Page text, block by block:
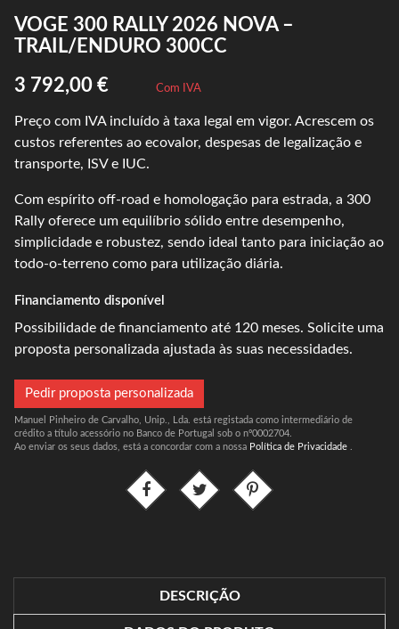
VOGE 300 RALLY 2026 NOVA –
TRAIL/ENDURO 300CC
3 792,00 €
Com IVA
Preço com IVA incluído à taxa legal em vigor. Acrescem os
custos referentes ao ecovalor, despesas de legalização e
transporte, ISV e IUC.
Com espírito off-road e homologação para estrada, a 300
Rally oferece um equilíbrio sólido entre desempenho,
simplicidade e robustez, sendo ideal tanto para iniciação ao
todo-o-terreno como para utilização diária.
Financiamento disponível
Possibilidade de financiamento até 120 meses. Solicite uma
proposta personalizada ajustada às suas necessidades.
Pedir proposta personalizada
Manuel Pinheiro de Carvalho, Unip., Lda. está registada como intermediário de
crédito a título acessório no Banco de Portugal sob o nº0002704.
Ao enviar os seus dados, está a concordar com a nossa Política de Privacidade
DESCRIÇÃO